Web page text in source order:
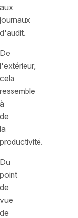
aux
journaux
d'audit.
De
l'extérieur,
cela
ressemble
à
de
la
productivité.
Du
point
de
vue
de